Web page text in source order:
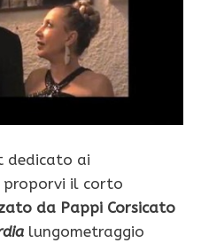
dedicato ai
il corto
da Pappi Corsicato
lungometraggio